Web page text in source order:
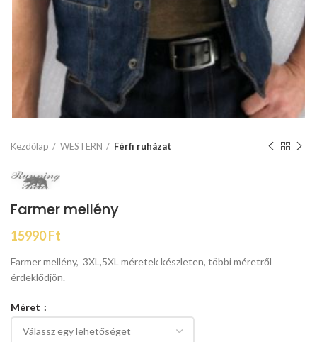
Kezdőlap WESTERN Férfi ruházat
Farmer mellény
15990Ft
Farmer mellény, 3XL,5XL méretek készleten, többi méretről
érdeklődjön.
Méret